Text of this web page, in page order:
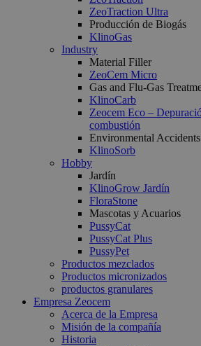
ZeoTraction Ultra
Producción de Biogás
KlinoGas
Industry
Material Filler
ZeoCem Micro
Gas and Flu-Gas
KlinoCarb
Zeocem Eco –
combustión
Environmental Accidents
KlinoSorb
Hobby
Jardín
KlinoGrow Jardín
FloraStone
Mascotas y Acuarios
PussyCat
PussyCat Plus
PussyPet
Productos mezclados
Productos micronizados
productos granulares
Empresa Zeocem
Acerca de la Empresa
Misión de la compañía
Historia